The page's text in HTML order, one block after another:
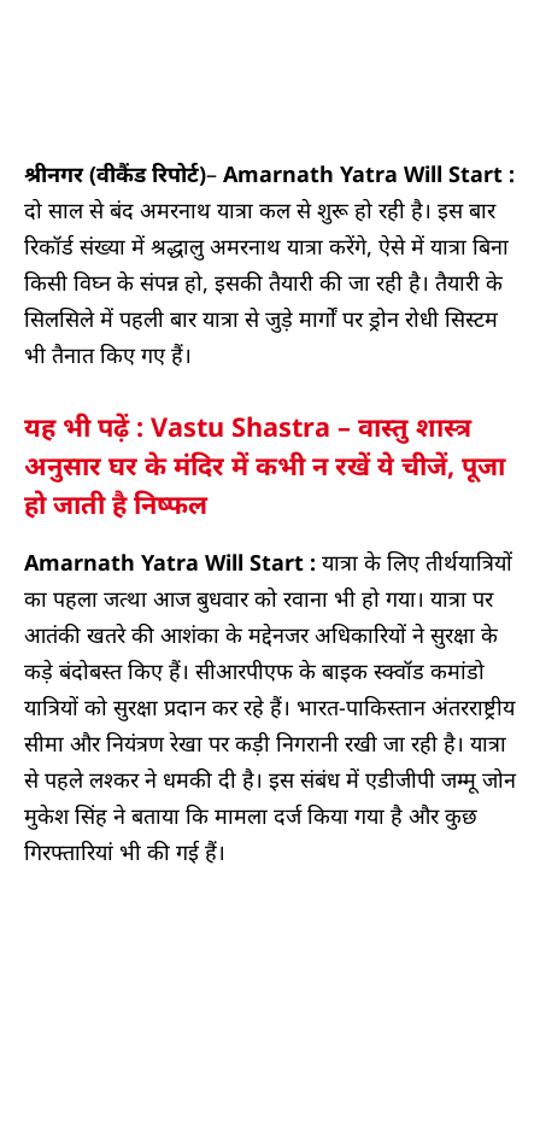
श्रीनगर (वीकैंड रिपोर्ट)– Amarnath Yatra Will Start :
दो साल से बंद अमरनाथ यात्रा कल से शुरू हो रही है। इस बार
रिकॉर्ड संख्या में श्रद्धालु अमरनाथ यात्रा करेंगे, ऐसे में यात्रा बिना
किसी विघ्न के संपन्न हो, इसकी तैयारी की जा रही है। तैयारी के
सिलसिले में पहली बार यात्रा से जुड़े मार्गों पर ड्रोन रोधी सिस्टम
भी तैनात किए गए हैं।
यह भी पढ़ें : Vastu Shastra – वास्तु शास्त्र
अनुसार घर के मंदिर में कभी न रखें ये चीजें, पूजा
हो जाती है निष्फल
Amarnath Yatra Will Start : यात्रा के लिए तीर्थयात्रियों
का पहला जत्था आज बुधवार को रवाना भी हो गया। यात्रा पर
आतंकी खतरे की आशंका के मद्देनजर अधिकारियों ने सुरक्षा के
कड़े बंदोबस्त किए हैं। सीआरपीएफ के बाइक स्क्वॉड कमांडो
यात्रियों को सुरक्षा प्रदान कर रहे हैं। भारत-पाकिस्तान अंतरराष्ट्रीय
सीमा और नियंत्रण रेखा पर कड़ी निगरानी रखी जा रही है। यात्रा
से पहले लश्कर ने धमकी दी है। इस संबंध में एडीजीपी जम्मू जोन
मुकेश सिंह ने बताया कि मामला दर्ज किया गया है और कुछ
गिरफ्तारियां भी की गई हैं।